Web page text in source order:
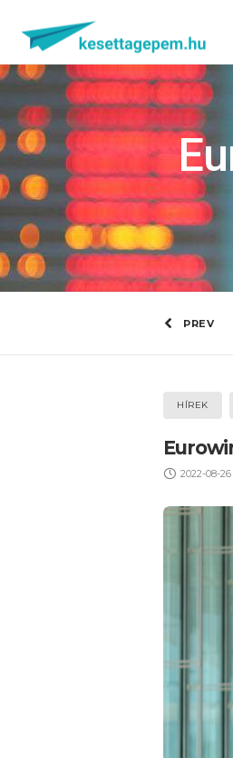
PREV
HÍREK
2022-08-26